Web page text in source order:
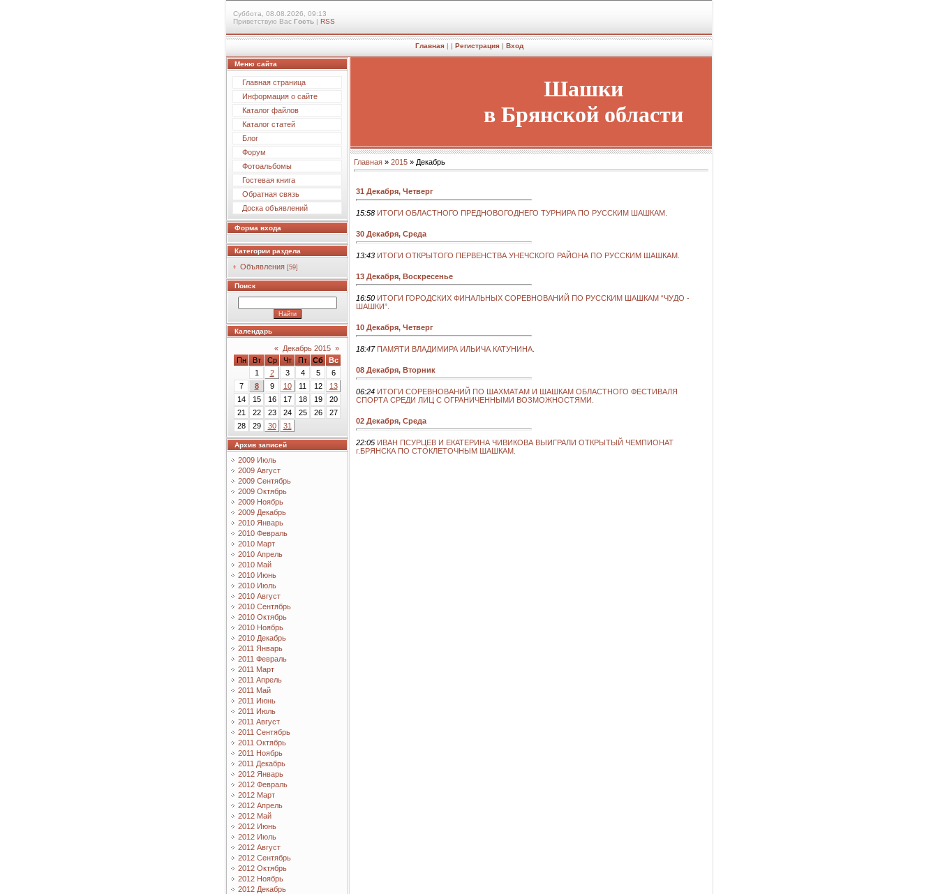
Суббота, 08.08.2026, 09:13
Приветствую Вас Гость | RSS
Главная| | Регистрация| Вход
Меню сайта
Главная страница
Информация о сайте
Каталог файлов
Каталог статей
Блог
Форум
Фотоальбомы
Гостевая книга
Обратная связь
Доска объявлений
Форма входа
Категории раздела
Объявления [59]
Поиск
Календарь
« Декабрь 2015 »
Пн
Вт Ср Чт Пт Сб
Вс
1
2 3 4 5
6
7
8 9 10 11 12
13
14
15 16 17 18 19
20
21
22 23 24 25 26
27
28
29 30 31
Архив записей
2009 Июль
2009 Август
2009 Сентябрь
2009 Октябрь
2009 Ноябрь
2009 Декабрь
2010 Январь
2010 Февраль
2010 Март
2010 Апрель
2010 Май
2010 Июнь
2010 Июль
2010 Август
2010 Сентябрь
2010 Октябрь
2010 Ноябрь
2010 Декабрь
2011 Январь
2011 Февраль
2011 Март
2011 Апрель
2011 Май
2011 Июнь
2011 Июль
2011 Август
2011 Сентябрь
2011 Октябрь
2011 Ноябрь
2011 Декабрь
2012 Январь
2012 Февраль
2012 Март
2012 Апрель
2012 Май
2012 Июнь
2012 Июль
2012 Август
2012 Сентябрь
2012 Октябрь
2012 Ноябрь
2012 Декабрь
Шашки
в Брянской области
Главная » 2015 » Декабрь
31 Декабря, Четверг
15:58 ИТОГИ ОБЛАСТНОГО ПРЕДНОВОГОДНЕГО ТУРНИРА ПО РУССКИМ ШАШКАМ.
30 Декабря, Среда
13:43 ИТОГИ ОТКРЫТОГО ПЕРВЕНСТВА УНЕЧСКОГО РАЙОНА ПО РУССКИМ ШАШКАМ.
13 Декабря, Воскресенье
16:50 ИТОГИ ГОРОДСКИХ ФИНАЛЬНЫХ СОРЕВНОВАНИЙ ПО РУССКИМ ШАШКАМ “ЧУДО -
ШАШКИ”.
10 Декабря, Четверг
18:47 ПАМЯТИ ВЛАДИМИРА ИЛЬИЧА КАТУНИНА.
08 Декабря, Вторник
06:24 ИТОГИ СОРЕВНОВАНИЙ ПО ШАХМАТАМ И ШАШКАМ ОБЛАСТНОГО ФЕСТИВАЛЯ
СПОРТА СРЕДИ ЛИЦ С ОГРАНИЧЕННЫМИ ВОЗМОЖНОСТЯМИ.
02 Декабря, Среда
22:05 ИВАН ПСУРЦЕВ И ЕКАТЕРИНА ЧИВИКОВА ВЫИГРАЛИ ОТКРЫТЫЙ ЧЕМПИОНАТ
г.БРЯНСКА ПО СТОКЛЕТОЧНЫМ ШАШКАМ.